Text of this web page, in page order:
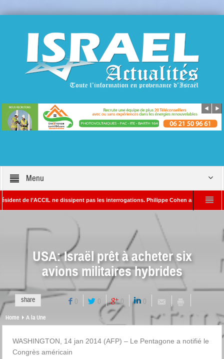
Menu
l’ACCIL ne dissipent pas les interrogations. Philippe Cohen annonce se
L’Iran menace de frapper
USA: Israël prêt à acheter six
avions militaires hybrides
share 0 0 0 0
Home A la Une
WASHINGTON, 14 jan 2014 (AFP) – Le Pentagone a notifié le
Congrès américain